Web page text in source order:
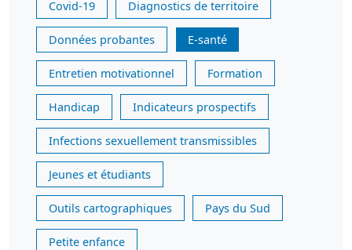
Covid-19 Diagnostics de territoire
Données probantes E-santé
Entretien motivationnel Formation
Handicap Indicateurs prospectifs
Infections sexuellement transmissibles
Jeunes et étudiants
Outils cartographiques Pays du Sud
Petite enfance